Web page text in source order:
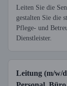
Leiten Sie die
gestalten Sie die
Pflege- und
Dienstleister.
Leitung (m/w/